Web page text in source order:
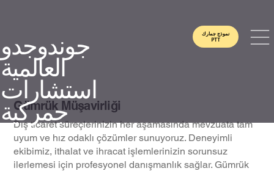
جوندوجدو
العالمية
استشارات
جمركية
نموذج جمارك
PTT
Gümrük Müşavirliği
Dış ticaret süreçlerinizin her aşamasında mevzuata tam
uyum ve hız odaklı çözümler sunuyoruz. Deneyimli
ekibimiz, ithalat ve ihracat işlemlerinizin sorunsuz
ilerlemesi için profesyonel danışmanlık sağlar. Gümrük